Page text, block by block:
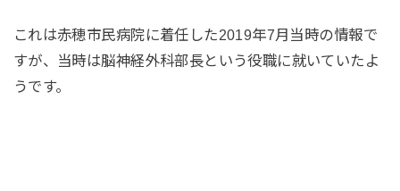
これは赤穂市民病院に着任した2019年7月当時の情報で
すが、当時は脳神経外科部長という役職に就いていたよ
うです。